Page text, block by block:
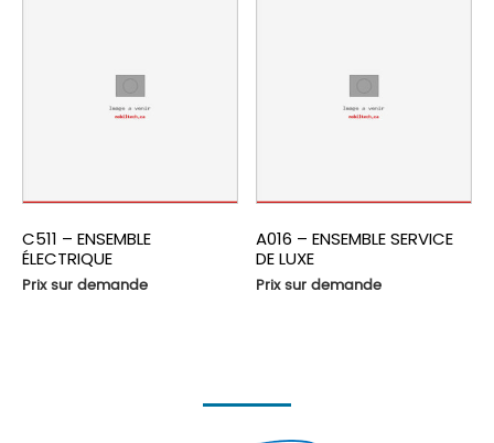
C511 – ENSEMBLE
ÉLECTRIQUE
Prix sur demande
A016 – ENSEMBLE SERVICE
DE LUXE
Prix sur demande